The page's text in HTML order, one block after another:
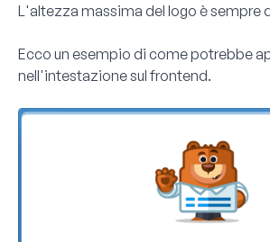
L'altezza massima del logo è sempre
Ecco un esempio di come potrebbe
nell'intestazione sul frontend.